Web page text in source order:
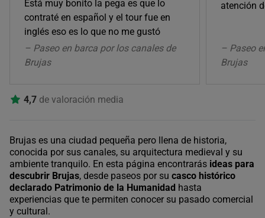
Está muy bonito la pega es que lo
contraté en español y el tour fue en
inglés eso es lo que no me gustó
– Paseo en barca por los canales de
Brujas
atención
– Paseo
Brujas
4,7 de valoración media
Brujas es una ciudad pequeña pero llena de historia,
conocida por sus canales, su arquitectura medieval y su
ambiente tranquilo. En esta página encontrarás ideas para
descubrir Brujas, desde paseos por su casco histórico
declarado Patrimonio de la Humanidad hasta
experiencias que te permiten conocer su pasado comercial
y cultural.